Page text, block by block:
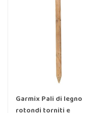
Garmix Pali di legno